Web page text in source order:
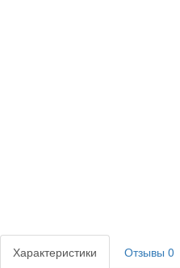
Характеристики
Отзывы 0